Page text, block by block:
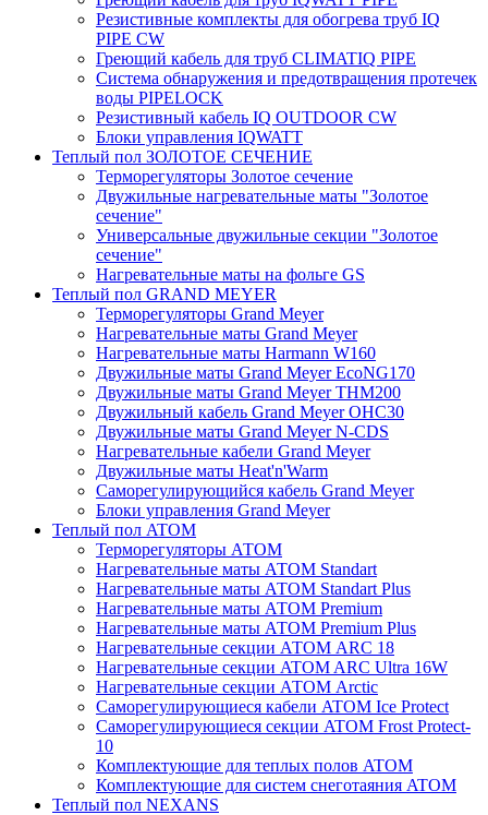
Резистивные комплекты для обогрева труб IQ
PIPE CW
Греющий кабель для труб CLIMATIQ PIPE
Система обнаружения и предотвращения протечек
воды PIPELOCK
Резистивный кабель IQ OUTDOOR CW
Блоки управления IQWATT
Теплый пол ЗОЛОТОЕ СЕЧЕНИЕ
Терморегуляторы Золотое сечение
Двужильные нагревательные маты "Золотое
сечение"
Универсальные двужильные секции "Золотое
сечение"
Нагревательные маты на фольге GS
Теплый пол GRAND MEYER
Терморегуляторы Grand Meyer
Нагревательные маты Grand Meyer
Нагревательные маты Harmann W160
Двужильные маты Grand Meyer EcoNG170
Двужильные маты Grand Meyer THM200
Двужильный кабель Grand Meyer OHC30
Двужильные маты Grand Meyer N-CDS
Нагревательные кабели Grand Meyer
Двужильные маты Heat'n'Warm
Саморегулирующийся кабель Grand Meyer
Блоки управления Grand Meyer
Теплый пол ATOM
Терморегуляторы АТОМ
Нагревательные маты АТОМ Standart
Нагревательные маты АТОМ Standart Plus
Нагревательные маты АТОМ Premium
Нагревательные маты АТОМ Premium Plus
Нагревательные секции АТОМ ARC 18
Нагревательные секции ATOM ARC Ultra 16W
Нагревательные секции АТОМ Arctic
Саморегулирующиеся кабели ATOM Ice Protect
Саморегулирующиеся секции ATOM Frost Protect-
10
Комплектующие для теплых полов ATOM
Комплектующие для систем снеготаяния ATOM
Теплый пол NEXANS